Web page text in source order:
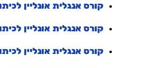
קורס אנגלית אונליין
קורס אנגלית אונליין
קורס אנגלית אונליין